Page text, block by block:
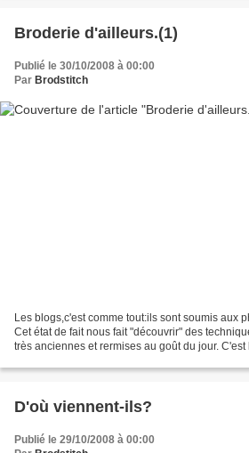
Broderie d'ailleurs.(1)
Publié le 30/10/2008 à 00:00
Par Brodstitch
Les blogs,c'est comme tout:ils sont soumis aux
Cet état de fait nous fait "découvrir" des
très anciennes et rermises au goût du jour.
D'où viennent-ils?
Publié le 29/10/2008 à 00:00